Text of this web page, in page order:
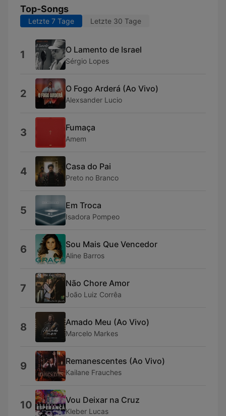
Top-Songs
Letzte 7 Tage Letzte 30 Tage
1 O Lamento de Israel
Sérgio Lopes
2 O Fogo Arderá (Ao Vivo)
Alexsander Lucio
3 Fumaça
Amem
4 Casa do Pai
Preto no Branco
5 Em Troca
Isadora Pompeo
6 Sou Mais Que Vencedor
Aline Barros
7 Não Chore Amor
João Luiz Corrêa
8 Amado Meu (Ao Vivo)
Marcelo Markes
9 Remanescentes (Ao Vivo)
Kailane Frauches
10 Vou Deixar na Cruz
Kleber Lucas